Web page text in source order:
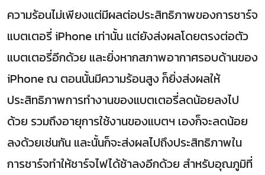
ความร้อนไม่เพียงแต่มีผลต่อประสิทธิภาพของการชาร์จ
แบตเตอรี่ iPhone เท่านั้น แต่ยังส่งผลโดยตรงต่อตัว
แบตเตอรี่อีกด้วย และยิ่งหากสภาพอากาศรอบด้านของ
iPhone ณ ตอนนั้นมีความร้อนสูง ก็ยิ่งส่งผลให้
ประสิทธิภาพการทำงานของแบตเตอรี่ลดน้อยลงไป
ด้วย รวมถึงอายุการใช้งานของแบตฯ เองก็จะลดน้อย
ลงด้วยเช่นกัน และนั้นก็จะส่งผลไปถึงประสิทธิภาพใน
การชาร์จทำให้ชาร์จไฟได้ช้าลงอีกด้วย สำหรับอุณภูมิที่